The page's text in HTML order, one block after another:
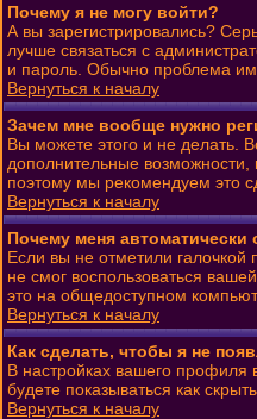
Почему я не могу войти?
А вы зарегистрировались?
лучше связаться с
и пароль. Обычно проблема
Вернуться к началу
Зачем мне вообще нужно
Вы можете этого и не делать.
дополнительные возможности,
поэтому мы рекомендуем это
Вернуться к началу
Почему меня автоматически
Если вы не отметили галочкой
не смог воспользоваться
это на общедоступном
Вернуться к началу
Как сделать, чтобы я не
В настройках вашего профиля
будете показываться как
Вернуться к началу